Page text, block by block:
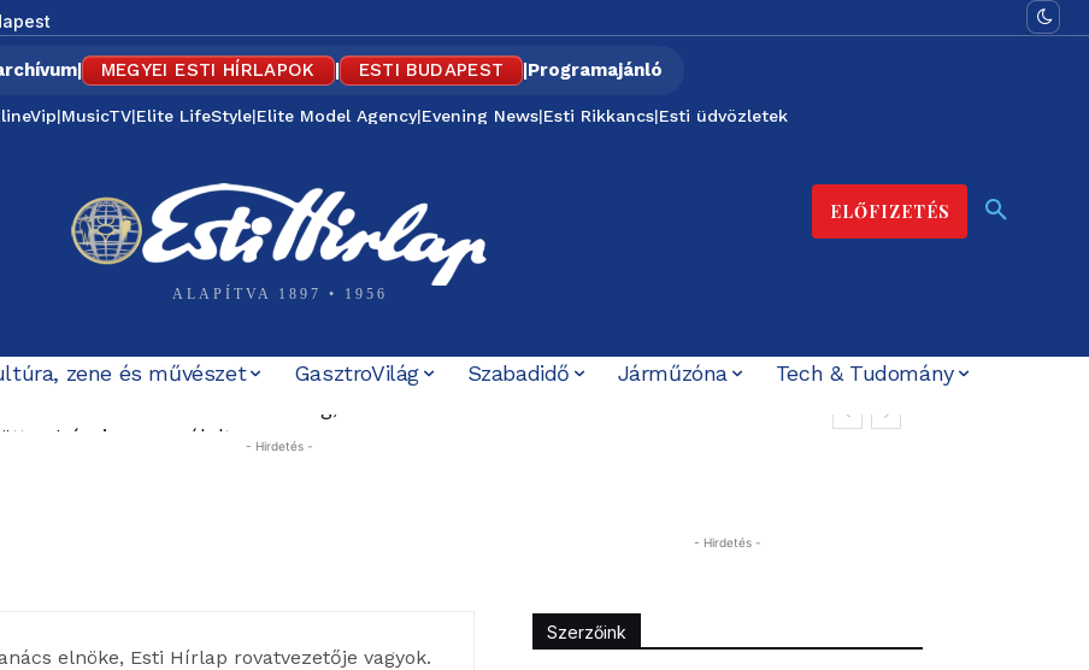
| MEGYEI ESTI HÍRLAPOK | ESTI BUDAPEST |Programajánló
|MusicTV|Elite LifeStyle|Elite Model Agency|Evening News|Esti Rikkancs|Esti üdvözletek
ALAPÍTVA 1897 • 1956
ELŐFIZETÉS
zene és művészet GasztroVilág Szabadidő Járműzóna
Tech & Tudomány
a Közel-Keleten: Törökország, Szaúd-Arábia és Pakisztán közös
– Irán is megszólalt
- Hirdetés -
elnöke, Esti Hírlap rovatvezetője vagyok.
- Hirdetés -
Szerzőink